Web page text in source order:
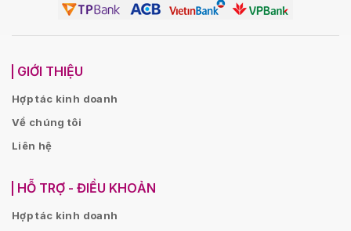
GIỚI THIỆU
Hợp tác kinh doanh
Về chúng tôi
Liên hệ
HỖ TRỢ - ĐIỀU KHOẢN
Hợp tác kinh doanh